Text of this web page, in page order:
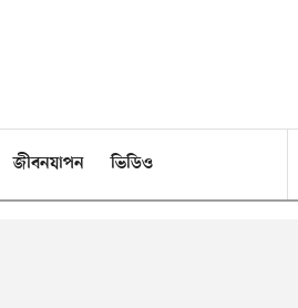
জীবনযাপন ভিডিও